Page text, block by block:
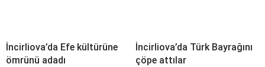
İncirliova’da Efe kültürüne
ömrünü adadı
İncirliova’da Türk Bayrağını
çöpe attılar